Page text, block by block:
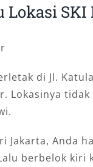
Lokasi SKI
di Jl.
Lokasinya
Jakarta, Anda
berbelok kiri